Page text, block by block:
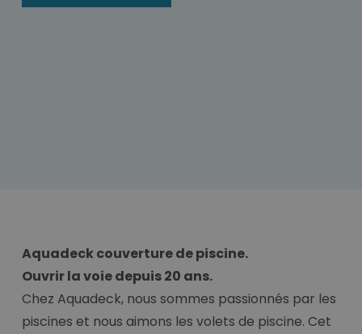
Aquadeck couverture de piscine.
Ouvrir la voie depuis 20 ans.
Chez Aquadeck, nous sommes passionnés par les
piscines et nous aimons les volets de piscine. Cet